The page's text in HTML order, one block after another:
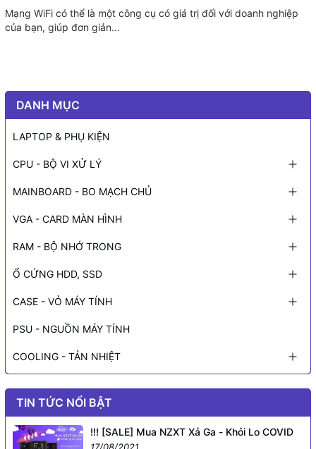
Mạng WiFi có thể là một công cụ có giá trị đối với doanh nghiệp
của bạn, giúp đơn giản...
DANH MỤC
LAPTOP & PHỤ KIỆN
CPU - BỘ VI XỬ LÝ
MAINBOARD - BO MẠCH CHỦ
VGA - CARD MÀN HÌNH
RAM - BỘ NHỚ TRONG
Ổ CỨNG HDD, SSD
CASE - VỎ MÁY TÍNH
PSU - NGUỒN MÁY TÍNH
COOLING - TẢN NHIỆT
TIN TỨC NỔI BẬT
!!! [SALE] Mua NZXT Xả Ga - Khỏi Lo COVID